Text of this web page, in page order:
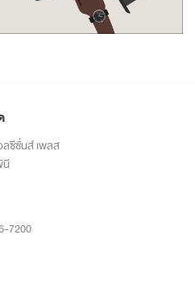
ลซีซั่นส์ เพลส
นี
7200